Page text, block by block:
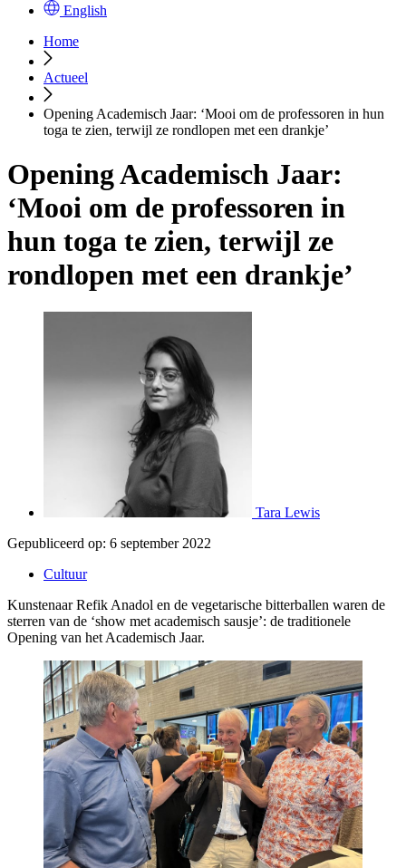
English
Home
Actueel
Opening Academisch Jaar: ‘Mooi om de professoren in hun
toga te zien, terwijl ze rondlopen met een drankje’
Opening Academisch Jaar:
‘Mooi om de professoren in
hun toga te zien, terwijl ze
rondlopen met een drankje’
Tara Lewis
Gepubliceerd op: 6 september 2022
Cultuur
Kunstenaar Refik Anadol en de vegetarische bitterballen waren de
sterren van de ‘show met academisch sausje’: de traditionele
Opening van het Academisch Jaar.